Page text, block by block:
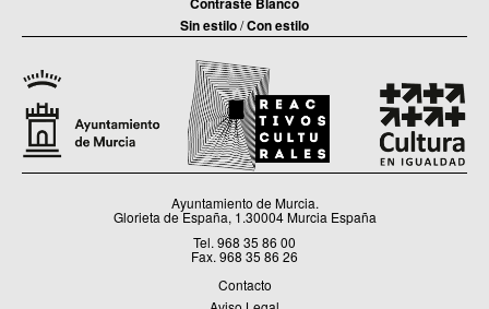
Sin estilo/Con estilo
Ayuntamiento de Murcia.
Glorieta de España, 1.30004 Murcia España
Tel. 968 35 86 00
Fax. 968 35 86 26
Contacto